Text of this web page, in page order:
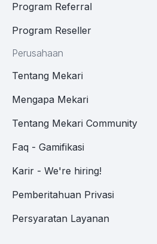
Program Referral
Program Reseller
Perusahaan
Tentang Mekari
Mengapa Mekari
Tentang Mekari Community
Faq - Gamifikasi
Karir - We're hiring!
Pemberitahuan Privasi
Persyaratan Layanan